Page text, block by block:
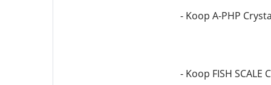
- Koop A-PHP
- Koop FISH SCALE